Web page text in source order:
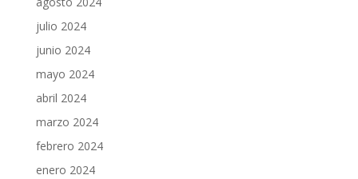
julio 2024
junio 2024
mayo 2024
abril 2024
marzo 2024
febrero 2024
enero 2024